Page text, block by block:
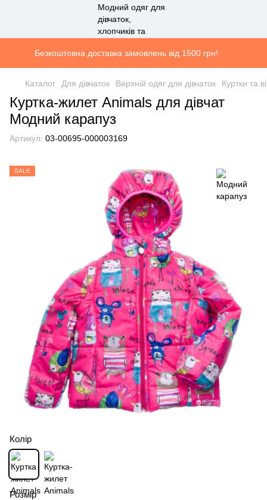
Безкоштовна доставка замовлень від 1500 грн!
Каталог Для дівчаток Верхній одяг для дівчаток Куртки та
Куртка-жилет Animals для дівчат
Модний карапуз
Артикул: 03-00695-000003169
SALE
Колір
Розмір